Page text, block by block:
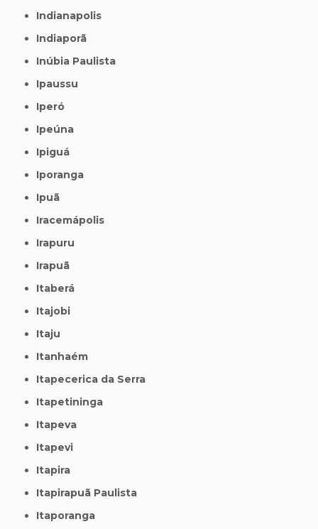
Indianapolis
Indiaporã
Inúbia Paulista
Ipaussu
Iperó
Ipeúna
Ipiguá
Iporanga
Ipuã
Iracemápolis
Irapuru
Irapuã
Itaberá
Itajobi
Itaju
Itanhaém
Itapecerica da Serra
Itapetininga
Itapeva
Itapevi
Itapira
Itapirapuã Paulista
Itaporanga